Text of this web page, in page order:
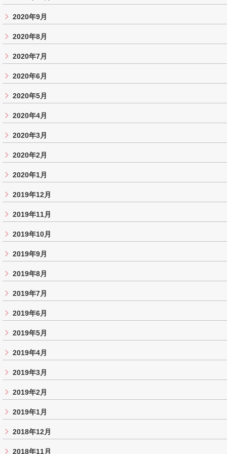
2020年9月
2020年8月
2020年7月
2020年6月
2020年5月
2020年4月
2020年3月
2020年2月
2020年1月
2019年12月
2019年11月
2019年10月
2019年9月
2019年8月
2019年7月
2019年6月
2019年5月
2019年4月
2019年3月
2019年2月
2019年1月
2018年12月
2018年11月